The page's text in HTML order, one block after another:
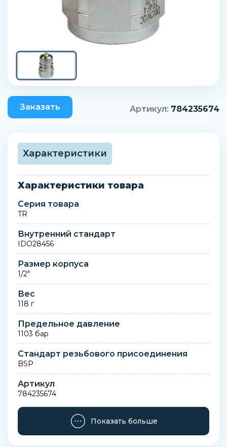
Заказать Артикул: 784235674
Характеристики
Характеристики товара
Серия товара
TR
Внутренний стандарт
IDO28456
Размер корпуса
1/2"
Вес
118 г
Предельное давление
1103 бар
Стандарт резьбового присоединения
BSP
Артикул
784235674
Производитель
Материал корпуса
Показать больше